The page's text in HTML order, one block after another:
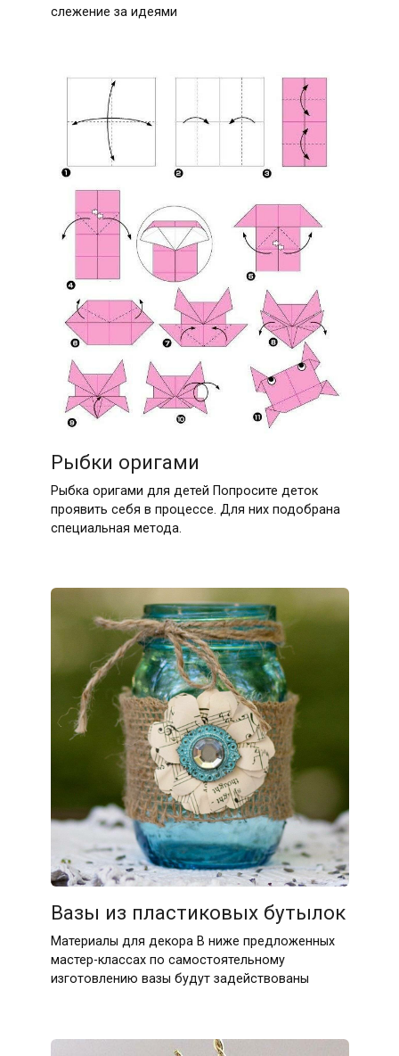
слежение за идеями
Рыбки оригами
Рыбка оригами для детей Попросите деток
проявить себя в процессе. Для них подобрана
специальная метода.
Вазы из пластиковых бутылок
Материалы для декора В ниже предложенных
мастер-классах по самостоятельному
изготовлению вазы будут задействованы